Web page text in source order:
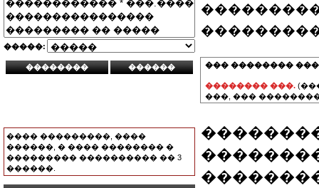
�����:
���� ���������, ����
������, � ���� �������� �
��������� ���������� �� 3
������.
��� ��������
�������� ���.
���, ���